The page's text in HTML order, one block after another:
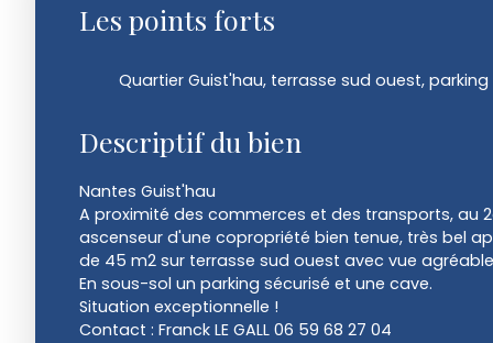
Les points forts
Quartier Guist'hau, terrasse sud ouest, parking
Descriptif du bien
Nantes Guist'hau
A proximité des commerces et des transports, au
ascenseur d'une copropriété bien tenue, très bel
de 45 m2 sur terrasse sud ouest avec vue
En sous-sol un parking sécurisé et une cave.
Situation exceptionnelle !
Contact : Franck LE GALL 06 59 68 27 04